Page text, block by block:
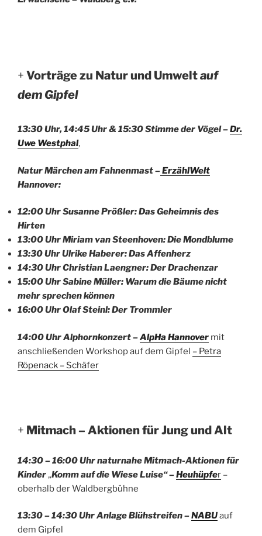
+ Vorträge zu Natur und Umweltauf
dem Gipfel
13:30 Uhr, 14:45 Uhr & 15:30Stimme der Vögel –Dr.
Uwe Westphal,
Natur Märchen am Fahnenmast –ErzählWelt
Hannover:
12:00 Uhr Susanne Prößler: Das Geheimnis des
Hirten
13:00 Uhr Miriam van Steenhoven: Die Mondblume
13:30 Uhr Ulrike Haberer: Das Affenherz
14:30 Uhr Christian Laengner: Der Drachenzar
15:00 Uhr Sabine Müller: Warum die Bäume nicht
mehr sprechen können
16:00 Uhr Olaf Steinl: Der Trommler
14:00 Uhr Alphornkonzert –AlpHa Hannover mit
anschließenden Workshop auf dem Gipfel – Petra
Röpenack – Schäfer
+ Mitmach – Aktionen für Jung und Alt
14:30 – 16:00 Uhr naturnahe Mitmach-Aktionen für
Kinder„Komm auf die Wiese Luise“ –Heuhüpfer –
oberhalb der Waldbergbühne
13:30 – 14:30 Uhr Anlage Blühstreifen –NABUauf
dem Gipfel